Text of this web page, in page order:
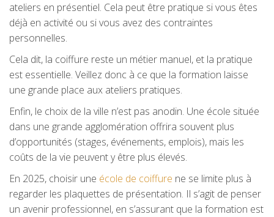
ateliers en présentiel. Cela peut être pratique si vous êtes
déjà en activité ou si vous avez des contraintes
personnelles.
Cela dit, la coiffure reste un métier manuel, et la pratique
est essentielle. Veillez donc à ce que la formation laisse
une grande place aux ateliers pratiques.
Enfin, le choix de la ville n’est pas anodin. Une école située
dans une grande agglomération offrira souvent plus
d’opportunités (stages, événements, emplois), mais les
coûts de la vie peuvent y être plus élevés.
En 2025, choisir une école de coiffure ne se limite plus à
regarder les plaquettes de présentation. Il s’agit de penser
un avenir professionnel, en s’assurant que la formation est